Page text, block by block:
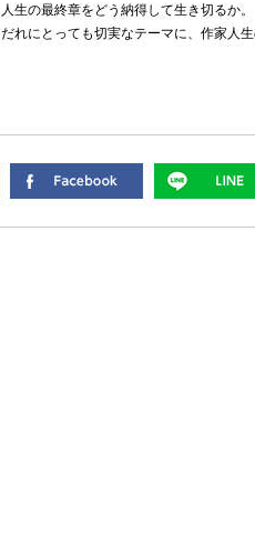
人生の最終章をどう納得して生き切るか。
だれにとっても切実なテーマに、作家人